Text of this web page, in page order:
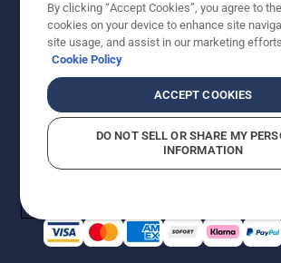
© Husqvarna® AB (publ). Alle Rechte
Preisangaben sind unverbindliche
von Husqvarna Schweiz AG an den
Fachhandel, Preise in CHF inklusive
unverbindliche Preisempfehlungen
denn sie sind für den direkten Kauf
Cookie-RichtlinieNutzungsbedingungen
Vermutete Verstöße
By clicking “Accept Cookies”, you agree to
cookies on your device to enhance site
site usage, and assist in our marketing
Cookie Policy
ACCEPT COOKIES
DO NOT SELL OR SHARE MY
INFORMATION